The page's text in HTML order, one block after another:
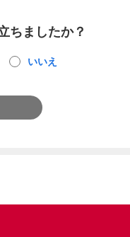
ちましたか？
いいえ